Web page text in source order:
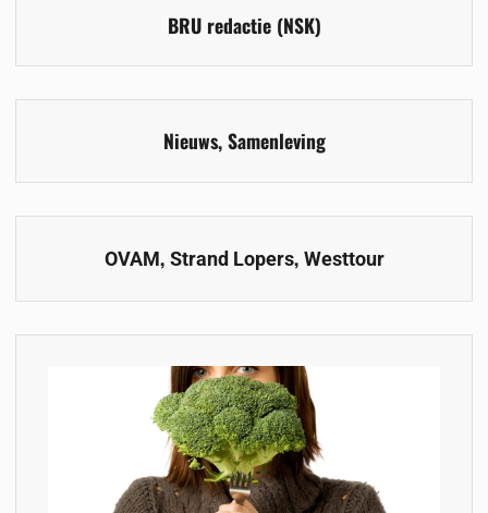
BRU redactie (NSK)
Nieuws,Samenleving
OVAM, Strand Lopers, Westtour